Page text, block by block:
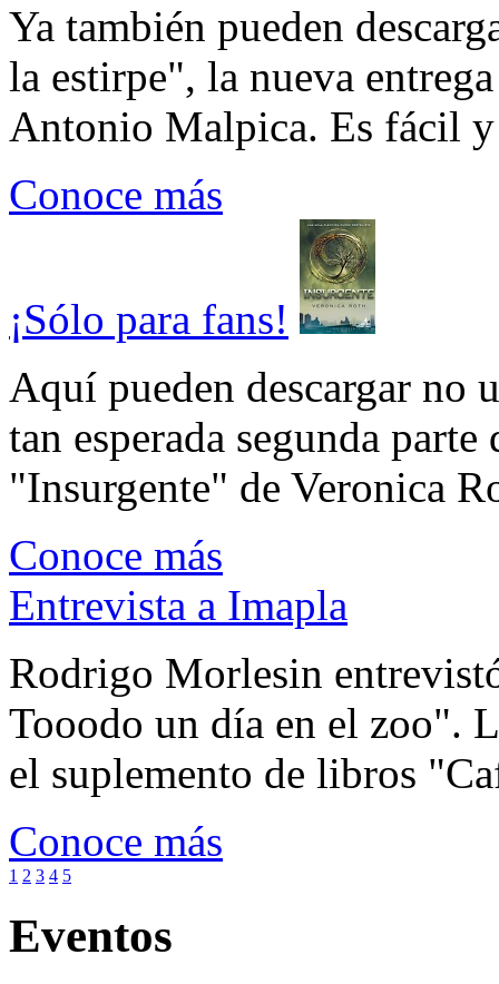
Ya también pueden
la estirpe", la nueva
Antonio Malpica. Es fácil
Conoce más
¡Sólo para fans!
Aquí pueden descargar no
tan esperada segunda
"Insurgente" de Veronica
Conoce más
Entrevista a Imapla
Rodrigo Morlesin
Tooodo un día en el zoo".
el suplemento de libros
Conoce más
1 2 3 4 5
Eventos